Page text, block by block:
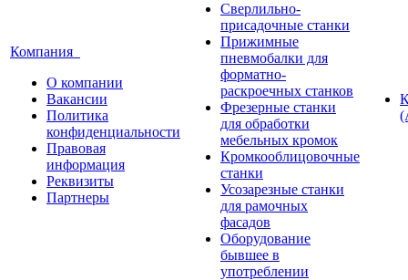
Компания
О компании
Вакансии
Политика
конфиденциальности
Правовая
информация
Реквизиты
Партнеры
Сверлильно-
присадочные станки
Прижимные
пневмобалки для
форматно-
раскроечных станков
Фрезерные станки
для обработки
мебельных кромок
Кромкооблицовочные
станки
Усозарезные станки
для рамочных
фасадов
Оборудование
бывшее в
употреблении